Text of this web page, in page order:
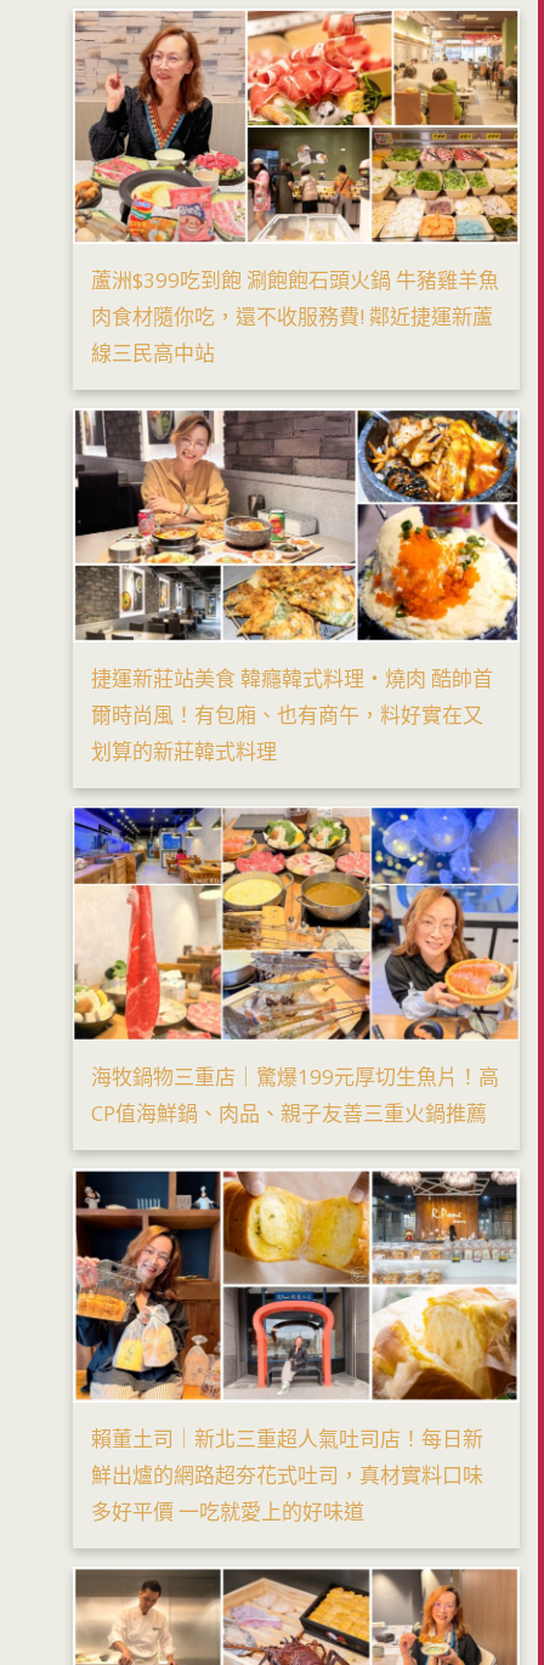
蘆洲$399吃到飽 涮飽飽石頭火鍋 牛豬雞羊魚
肉食材隨你吃，還不收服務費! 鄰近捷運新蘆
線三民高中站
捷運新莊站美食 韓癮韓式料理・燒肉 酷帥首
爾時尚風！有包廂、也有商午，料好實在又
划算的新莊韓式料理
海牧鍋物三重店｜驚爆199元厚切生魚片！高
CP值海鮮鍋、肉品、親子友善三重火鍋推薦
賴董土司｜新北三重超人氣吐司店！每日新
鮮出爐的網路超夯花式吐司，真材實料口味
多好平價 一吃就愛上的好味道